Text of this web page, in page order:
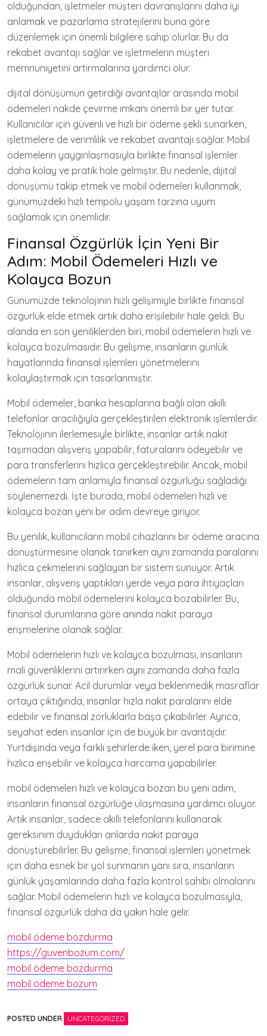
olduğundan, işletmeler müşteri davranışlarını daha iyi
anlamak ve pazarlama stratejilerini buna göre
düzenlemek için önemli bilgilere sahip olurlar. Bu da
rekabet avantajı sağlar ve işletmelerin müşteri
memnuniyetini artırmalarına yardımcı olur.
dijital dönüşümün getirdiği avantajlar arasında mobil
ödemeleri nakde çevirme imkanı önemli bir yer tutar.
Kullanıcılar için güvenli ve hızlı bir ödeme şekli sunarken,
işletmelere de verimlilik ve rekabet avantajı sağlar. Mobil
ödemelerin yaygınlaşmasıyla birlikte finansal işlemler
daha kolay ve pratik hale gelmiştir. Bu nedenle, dijital
dönüşümü takip etmek ve mobil ödemeleri kullanmak,
günümüzdeki hızlı tempolu yaşam tarzına uyum
sağlamak için önemlidir.
Finansal Özgürlük İçin Yeni Bir
Adım: Mobil Ödemeleri Hızlı ve
Kolayca Bozun
Günümüzde teknolojinin hızlı gelişimiyle birlikte finansal
özgürlük elde etmek artık daha erişilebilir hale geldi. Bu
alanda en son yeniliklerden biri, mobil ödemelerin hızlı ve
kolayca bozulmasıdır. Bu gelişme, insanların günlük
hayatlarında finansal işlemleri yönetmelerini
kolaylaştırmak için tasarlanmıştır.
Mobil ödemeler, banka hesaplarına bağlı olan akıllı
telefonlar aracılığıyla gerçekleştirilen elektronik işlemlerdir.
Teknolojinin ilerlemesiyle birlikte, insanlar artık nakit
taşımadan alışveriş yapabilir, faturalarını ödeyebilir ve
para transferlerini hızlıca gerçekleştirebilir. Ancak, mobil
ödemelerin tam anlamıyla finansal özgürlüğü sağladığı
söylenemezdi. İşte burada, mobil ödemeleri hızlı ve
kolayca bozan yeni bir adım devreye giriyor.
Bu yenilik, kullanıcıların mobil cihazlarını bir ödeme aracına
dönüştürmesine olanak tanırken aynı zamanda paralarını
hızlıca çekmelerini sağlayan bir sistem sunuyor. Artık
insanlar, alışveriş yaptıkları yerde veya para ihtiyaçları
olduğunda mobil ödemelerini kolayca bozabilirler. Bu,
finansal durumlarına göre anında nakit paraya
erişmelerine olanak sağlar.
Mobil ödemelerin hızlı ve kolayca bozulması, insanların
mali güvenliklerini artırırken aynı zamanda daha fazla
özgürlük sunar. Acil durumlar veya beklenmedik masraflar
ortaya çıktığında, insanlar hızla nakit paralarını elde
edebilir ve finansal zorluklarla başa çıkabilirler. Ayrıca,
seyahat eden insanlar için de büyük bir avantajdır.
Yurtdışında veya farklı şehirlerde iken, yerel para birimine
hızlıca erişebilir ve kolayca harcama yapabilirler.
mobil ödemeleri hızlı ve kolayca bozan bu yeni adım,
insanların finansal özgürlüğe ulaşmasına yardımcı oluyor.
Artık insanlar, sadece akıllı telefonlarını kullanarak
gereksinim duydukları anlarda nakit paraya
dönüştürebilirler. Bu gelişme, finansal işlemleri yönetmek
için daha esnek bir yol sunmanın yanı sıra, insanların
günlük yaşamlarında daha fazla kontrol sahibi olmalarını
sağlar. Mobil ödemelerin hızlı ve kolayca bozulmasıyla,
finansal özgürlük daha da yakın hale gelir.
mobil ödeme bozdurma
https://guvenbozum.com/
mobil ödeme bozdurma
mobil ödeme bozum
POSTED UNDER UNCATEGORIZED